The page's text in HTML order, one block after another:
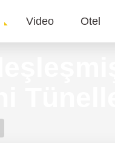
Video Otel